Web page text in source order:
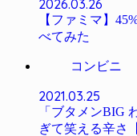
2026.03.26
【ファミマ】
べてみた
コンビニ
2021.03.25
「ブタメンBIG
ぎて笑える辛さ